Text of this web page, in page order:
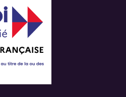
indiscutables et